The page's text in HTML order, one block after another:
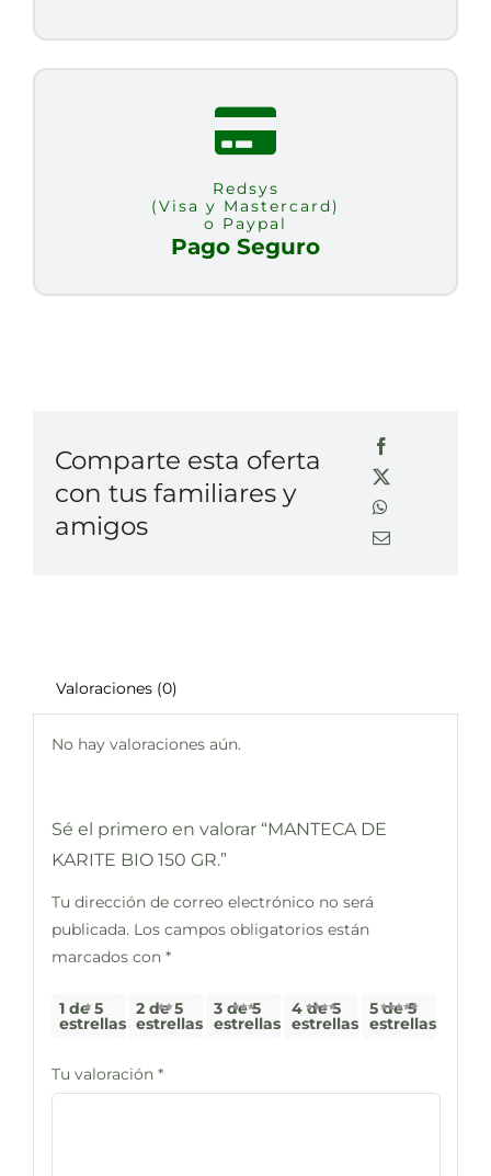
Redsys
(Visa y Mastercard)
o Paypal
Pago Seguro
Comparte esta oferta
con tus familiares y
amigos
Valoraciones (0)
No hay valoraciones aún.
Sé el primero en valorar “MANTECA DE
KARITE BIO 150 GR.”
Tu dirección de correo electrónico no será
publicada. Los campos obligatorios están
marcados con *
1 de 5
estrellas
2 de 5
estrellas
3 de 5
estrellas
4 de 5
estrellas
5 de 5
estrellas
Tu valoración *